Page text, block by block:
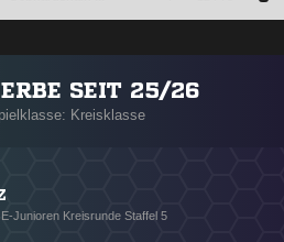
SEIT 25/26
Kreisklasse
Junioren Kreisrunde Staffel 5